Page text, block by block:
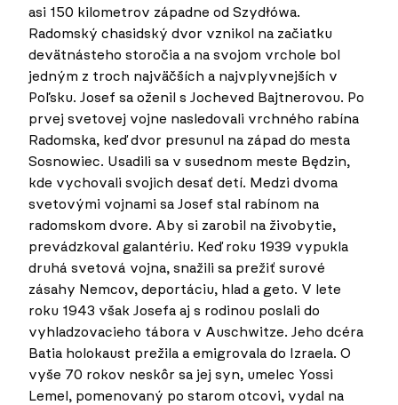
asi 150 kilometrov západne od Szydłówa.
Radomský chasidský dvor vznikol na začiatku
devätnásteho storočia a na svojom vrchole bol
jedným z troch najväčších a najvplyvnejších v
Poľsku. Josef sa oženil s Jocheved Bajtnerovou. Po
prvej svetovej vojne nasledovali vrchného rabína
Radomska, keď dvor presunul na západ do mesta
Sosnowiec. Usadili sa v susednom meste Będzin,
kde vychovali svojich desať detí. Medzi dvoma
svetovými vojnami sa Josef stal rabínom na
radomskom dvore. Aby si zarobil na živobytie,
prevádzkoval galantériu. Keď roku 1939 vypukla
druhá svetová vojna, snažili sa prežiť surové
zásahy Nemcov, deportáciu, hlad a geto. V lete
roku 1943 však Josefa aj s rodinou poslali do
vyhladzovacieho tábora v Auschwitze. Jeho dcéra
Batia holokaust prežila a emigrovala do Izraela. O
vyše 70 rokov neskôr sa jej syn, umelec Yossi
Lemel, pomenovaný po starom otcovi, vydal na